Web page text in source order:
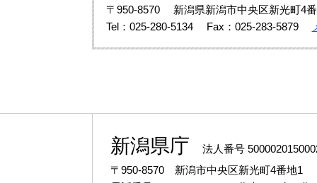
〒950-8570
新潟県新潟市中央区新光町4
Tel：025-280-5134
Fax：025-283-5879
新潟県庁
法人番号
〒950-8570 新潟市中央区新光町4番地1